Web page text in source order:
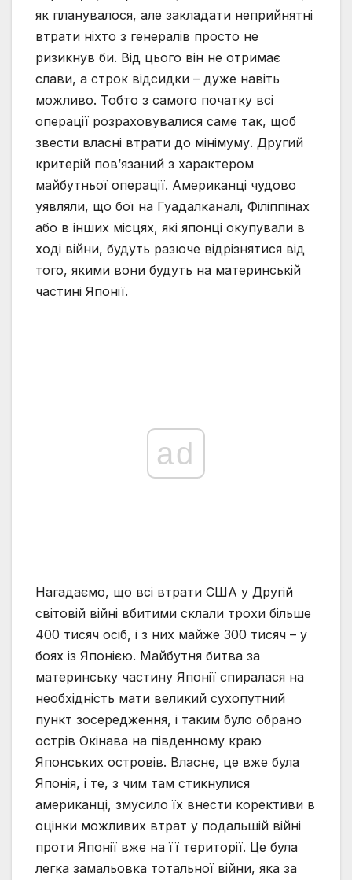
як планувалося, але закладати неприйнятні
втрати ніхто з генералів просто не
ризикнув би. Від цього він не отримає
слави, а строк відсидки – дуже навіть
можливо. Тобто з самого початку всі
операції розраховувалися саме так, щоб
звести власні втрати до мінімуму. Другий
критерій пов’язаний з характером
майбутньої операції. Американці чудово
уявляли, що бої на Гуадалканалі, Філіппінах
або в інших місцях, які японці окупували в
ході війни, будуть разюче відрізнятися від
того, якими вони будуть на материнській
частині Японії.
ad
Нагадаємо, що всі втрати США у Другій
світовій війні вбитими склали трохи більше
400 тисяч осіб, і з них майже 300 тисяч – у
боях із Японією. Майбутня битва за
материнську частину Японії спиралася на
необхідність мати великий сухопутний
пункт зосередження, і таким було обрано
острів Окінава на південному краю
Японських островів. Власне, це вже була
Японія, і те, з чим там стикнулися
американці, змусило їх внести корективи в
оцінки можливих втрат у подальшій війні
проти Японії вже на її території. Це була
легка замальовка тотальної війни, яка за